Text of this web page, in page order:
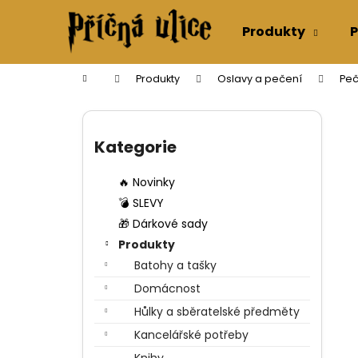
Produkty
Domů Produkty Oslavy a pečení
kategorie
Kategorie
🔥 Novinky
💣 SLEVY
🎁 Dárkové sady
Produkty
Batohy a tašky
Domácnost
Hůlky a sběratelské předměty
Kancelářské potřeby
í
Zpět
do
Zpět
do